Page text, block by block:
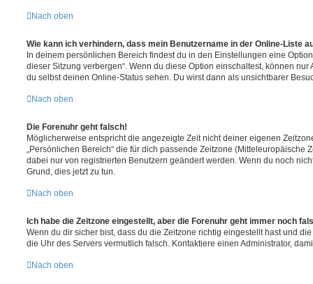
Nach oben
Wie kann ich verhindern, dass mein Benutzername in der Online-Liste
In deinem persönlichen Bereich findest du in den Einstellungen eine
dieser Sitzung verbergen“. Wenn du diese Option einschaltest, können
du selbst deinen Online-Status sehen. Du wirst dann als unsichtbarer
Nach oben
Die Forenuhr geht falsch!
Möglicherweise entspricht die angezeigte Zeit nicht deiner eigenen
„Persönlichen Bereich“ die für dich passende Zeitzone (Mitteleuropäische
dabei nur von registrierten Benutzern geändert werden. Wenn du noch
Grund, dies jetzt zu tun.
Nach oben
Ich habe die Zeitzone eingestellt, aber die Forenuhr geht immer noch
Wenn du dir sicher bist, dass du die Zeitzone richtig eingestellt hast und
die Uhr des Servers vermutlich falsch. Kontaktiere einen Administrator,
Nach oben